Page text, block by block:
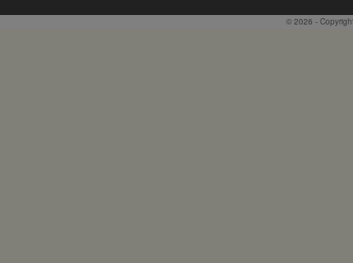
© 2026 -